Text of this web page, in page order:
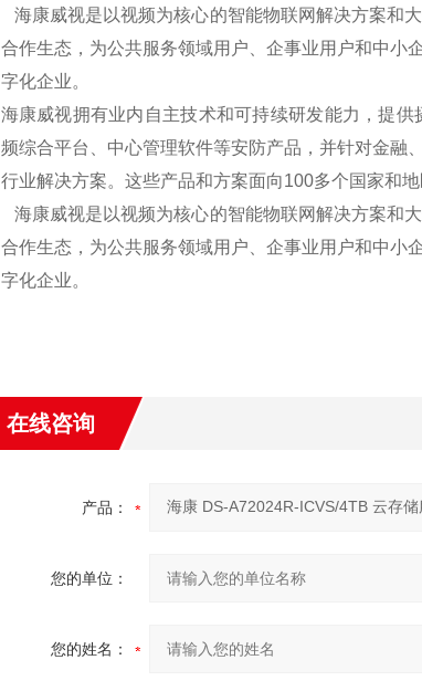
海康威视是以视频为核心的智能物联网解决方案和
合作生态，为公共服务领域用户、企事业用户和中小
字化企业。
海康威视拥有业内自主技术和可持续研发能力，提
频综合平台、中心管理软件等安防产品，并针对金融
行业解决方案。这些产品和方案面向100多个国家和
海康威视是以视频为核心的智能物联网解决方案和
合作生态，为公共服务领域用户、企事业用户和中小
字化企业。
在线咨询
产品：
您的单位：
您的姓名：